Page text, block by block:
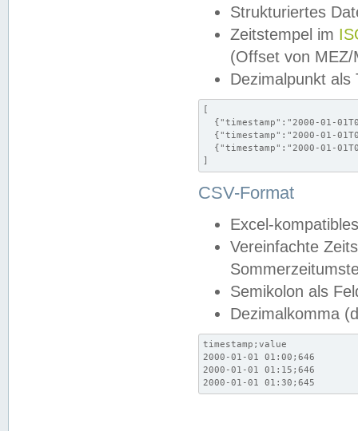
Strukturiertes
Zeitstempel im
(Offset von MEZ/
Dezimalpunkt als
[
{"timestamp":"2000-01-
{"timestamp":"2000-01-
{"timestamp":"2000-01-
]
CSV-Format
Excel-
Vereinfachte
Semikolon als
Dezimalkomma
timestamp;value
2000-01-01 01:00;646
2000-01-01 01:15;646
2000-01-01 01:30;645